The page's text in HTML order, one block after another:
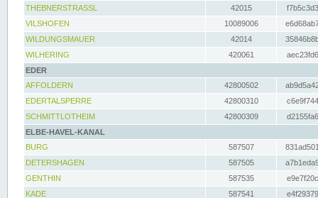
THEBNERSTRASSL
42015
VILSHOFEN
10089006
WILDUNGSMAUER
42014
WILHERING
420061
EDER
AFFOLDERN
42800502
EDERTALSPERRE
42800310
SCHMITTLOTHEIM
42800309
ELBE-HAVEL-KANAL
BURG
587507
DETERSHAGEN
587505
GENTHIN
587535
KADE
587541